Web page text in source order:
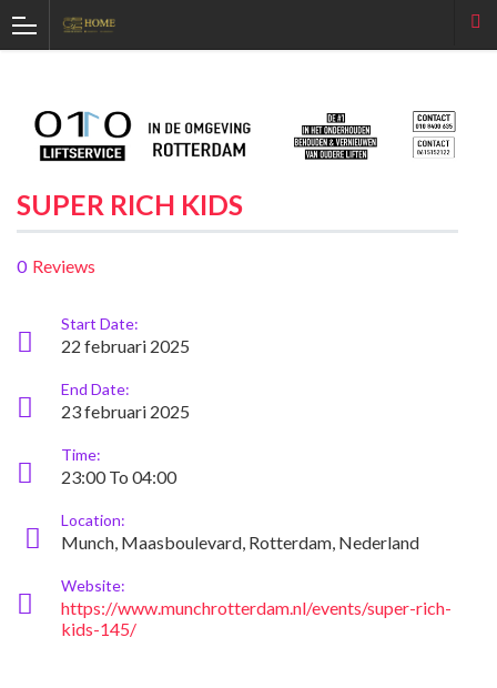
SUPER RICH KIDS
0 Reviews
Start Date:
22 februari 2025
End Date:
23 februari 2025
Time:
23:00 To 04:00
Location:
Munch, Maasboulevard, Rotterdam, Nederland
Website:
https://www.munchrotterdam.nl/events/super-rich-
kids-145/